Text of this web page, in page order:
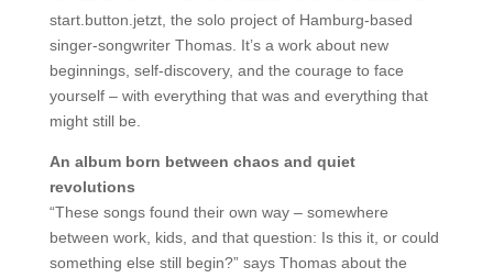
start.button.jetzt, the solo project of Hamburg-based
singer-songwriter Thomas. It’s a work about new
beginnings, self-discovery, and the courage to face
yourself – with everything that was and everything that
might still be.
An album born between chaos and quiet
revolutions
“These songs found their own way – somewhere
between work, kids, and that question: Is this it, or could
something else still begin?” says Thomas about the